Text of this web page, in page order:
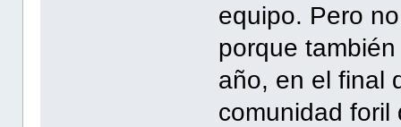
equipo. Pero
porque
año, en el final
comunidad foril